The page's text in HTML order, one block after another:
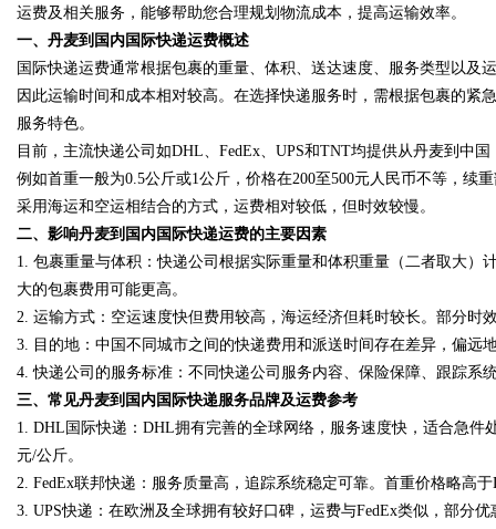
uz
!
运费及相关服务，能够帮助您合理规划物流成本，提高运输效率。
一、丹麦到国内国际快递运费概述
国际快递运费通常根据包裹的重量、体积、送达速度、服务类型以及
因此运输时间和成本相对较高。在选择快递服务时，需根据包裹的紧
服务特色。
目前，主流快递公司如DHL、FedEx、UPS和TNT均提供从丹麦到中
例如首重一般为0.5公斤或1公斤，价格在200至500元人民币不等，续
采用海运和空运相结合的方式，运费相对较低，但时效较慢。
二、影响丹麦到国内国际快递运费的主要因素
1. 包裹重量与体积 ：快递公司根据实际重量和体积重量（二者取大
大的包裹费用可能更高。
2. 运输方式 ：空运速度快但费用较高，海运经济但耗时较长。部分时
3. 目的地 ：中国不同城市之间的快递费用和派送时间存在差异，偏远
4.快递公司的服务标准 ：不同快递公司服务内容、保险保障、跟踪系
三、常见丹麦到国内国际快递服务品牌及运费参考
1. DHL国际快递 ：DHL拥有完善的全球网络，服务速度快，适合急件
元/公斤。
2. FedEx联邦快递 ：服务质量高，追踪系统稳定可靠。首重价格略高
3. UPS快递 ：在欧洲及全球拥有较好口碑，运费与FedEx类似，部分